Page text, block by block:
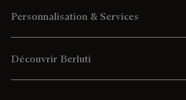
Personnalisation & Services
Découvrir Berluti